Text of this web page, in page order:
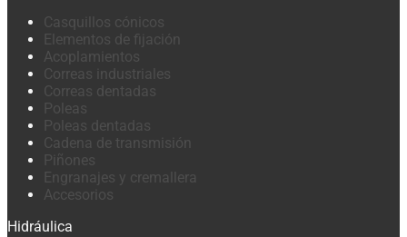
Casquillos cónicos
Elementos de fijación
Acoplamientos
Correas industriales
Correas dentadas
Poleas
Poleas dentadas
Cadena de transmisión
Piñones
Engranajes y cremallera
Accesorios
Hidráulica